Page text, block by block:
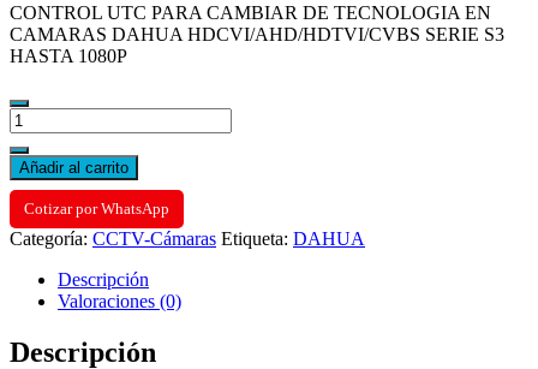
CONTROL UTC PARA CAMBIAR DE TECNOLOGIA EN
CAMARAS DAHUA HDCVI/AHD/HDTVI/CVBS SERIE S3
HASTA 1080P
CONTROL
UTC
PARA
CAMARAS
DAHUA
cantidad
Añadir al carrito
Cotizar por WhatsApp
Categoría: CCTV-Cámaras Etiqueta: DAHUA
Descripción
Valoraciones (0)
Descripción